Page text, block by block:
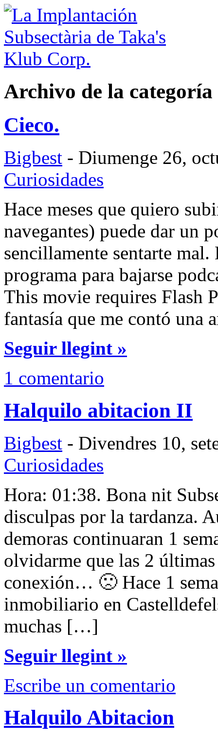
Archivo de la categoría
Cieco.
Bigbest - Diumenge 26,
Curiosidades
Hace meses que quiero
navegantes) puede dar un
sencillamente sentarte
programa para bajarse
This movie requires Flash
fantasía que me contó
Seguir llegint »
1 comentario
Halquilo abitacion II
Bigbest - Divendres 10,
Curiosidades
Hora: 01:38. Bona nit
disculpas por la tardanza.
demoras continuaran 1
olvidarme que las 2
conexión… 🙁 Hace 1
inmobiliario en
muchas […]
Seguir llegint »
Escribe un comentario
Halquilo Abitacion